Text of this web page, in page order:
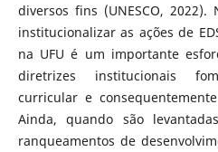
diversos fins (UNESCO,
institucionalizar as ações de
na UFU é um importante
diretrizes institucionais
curricular e
Ainda, quando são
ranqueamentos de